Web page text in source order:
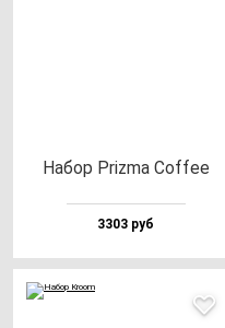
Набор Priz­ma Cof­fee
3303 руб